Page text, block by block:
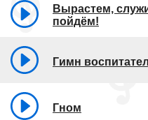
Вырастем,
пойдём!
Гимн
Гном